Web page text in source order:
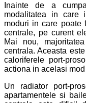
Inainte de a
modalitatea in care
moduri in care poate
centrale, pe curent
Mai nou,
centrala. Aceasta
caloriferele port-
actiona in acelasi
Un radiator port-
apartamentele si